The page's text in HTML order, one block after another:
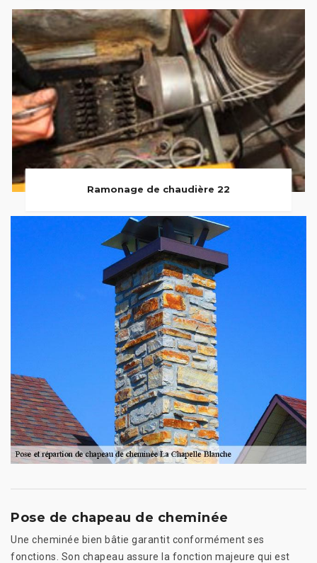
Ramonage de chaudière 22
Pose de chapeau de cheminée
Une cheminée bien bâtie garantit conformément ses
fonctions. Son chapeau assure la fonction majeure qui est